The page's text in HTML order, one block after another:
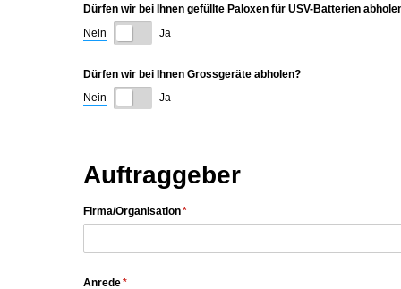
Dürfen wir bei Ihnen gefüllte Paloxen für USV-Batterien
Nein
Ja
Dürfen wir bei Ihnen Grossgeräte abholen?
Nein
Ja
Auftraggeber
Firma/​Organisation*
(erforderlich)
Anrede*
(erforderlich)